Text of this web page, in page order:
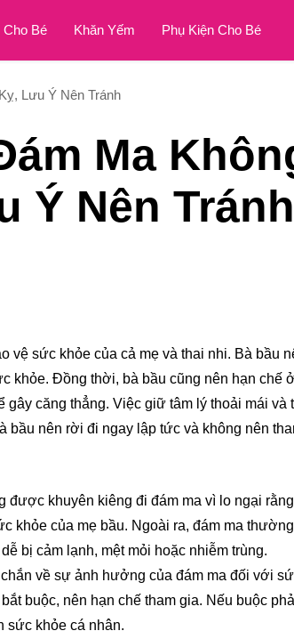
Cho Bé Khăn Yếm Phụ Kiện Cho Bé
Lưu Ý Nên Tránh
Ma
Ý Nên Tránh
vệ sức khỏe của cả mẹ và thai nhi. Bà bầu
khỏe. Đồng thời, bà bầu cũng nên hạn chế
căng thẳng. Việc giữ tâm lý thoải mái và
bầu nên rời đi ngay lập tức và không nên
được khuyên kiêng đi đám ma vì lo ngại
khỏe của mẹ bầu. Ngoài ra, đám ma
bị cảm lạnh, mệt mỏi hoặc nhiễm trùng.
về sự ảnh hưởng của đám ma đối với
buộc, nên hạn chế tham gia. Nếu buộc
sức khỏe cá nhân.